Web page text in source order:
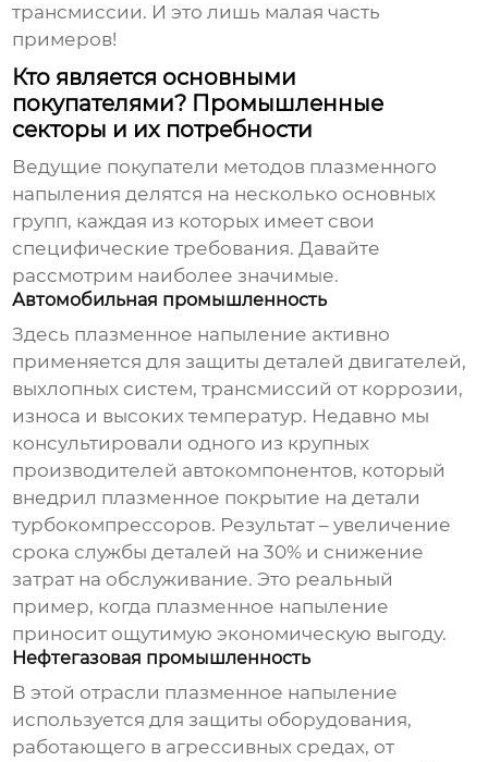
трансмиссии. И это лишь малая часть
примеров!
Кто является основными
покупателями? Промышленные
секторы и их потребности
Ведущие покупатели методов плазменного
напыления делятся на несколько основных
групп, каждая из которых имеет свои
специфические требования. Давайте
рассмотрим наиболее значимые.
Автомобильная промышленность
Здесь плазменное напыление активно
применяется для защиты деталей двигателей,
выхлопных систем, трансмиссий от коррозии,
износа и высоких температур. Недавно мы
консультировали одного из крупных
производителей автокомпонентов, который
внедрил плазменное покрытие на детали
турбокомпрессоров. Результат – увеличение
срока службы деталей на 30% и снижение
затрат на обслуживание. Это реальный
пример, когда плазменное напыление
приносит ощутимую экономическую выгоду.
Нефтегазовая промышленность
В этой отрасли плазменное напыление
используется для защиты оборудования,
работающего в агрессивных средах, от